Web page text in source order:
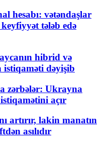
hesabı: vətəndaşlar
tələb edə
hibrid və
istiqaməti dəyişib
zərbələr: Ukrayna
açır
artırır, lakin manatın
asılıdır